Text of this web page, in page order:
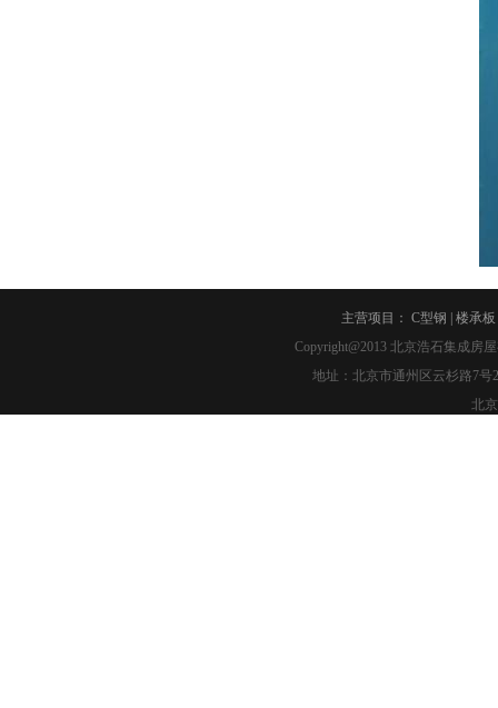
主营项目： C型钢 楼承板
Copyright@2013 北京浩石集成房
地址：北京市通州区云杉路7号
北